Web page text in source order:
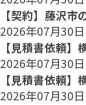
【契約】藤沢
2026年07月30日
【見積書依頼
2026年07月30日
【見積書依頼
2026年07月30日